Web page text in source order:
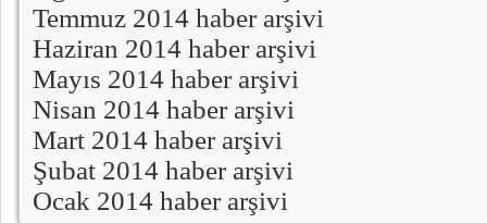
Temmuz 2014 haber arşivi
Haziran 2014 haber arşivi
Mayıs 2014 haber arşivi
Nisan 2014 haber arşivi
Mart 2014 haber arşivi
Şubat 2014 haber arşivi
Ocak 2014 haber arşivi